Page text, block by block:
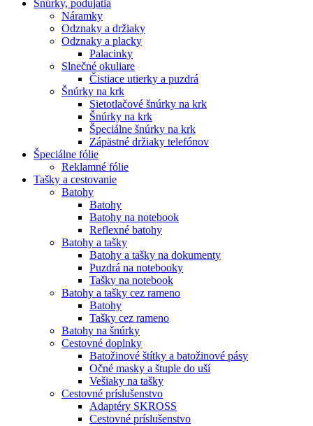
Šnúrky, podujatia
Náramky
Odznaky a držiaky
Odznaky a placky
Palacinky
Slnečné okuliare
Čistiace utierky a puzdrá
Šnúrky na krk
Sietotlačové šnúrky na krk
Šnúrky na krk
Špeciálne šnúrky na krk
Zápästné držiaky telefónov
Špeciálne fólie
Reklamné fólie
Tašky a cestovanie
Batohy
Batohy
Batohy na notebook
Reflexné batohy
Batohy a tašky
Batohy a tašky na dokumenty
Puzdrá na notebooky
Tašky na notebook
Batohy a tašky cez rameno
Batohy
Tašky cez rameno
Batohy na šnúrky
Cestovné doplnky
Batožinové štítky a batožinové pásy
Očné masky a štuple do uší
Vešiaky na tašky
Cestovné príslušenstvo
Adaptéry SKROSS
Cestovné príslušenstvo